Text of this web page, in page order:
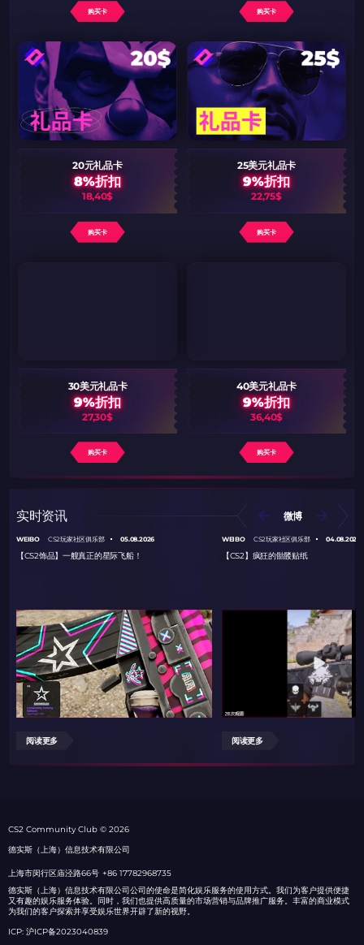
购买卡 购买卡
20元礼品卡
8%折扣
18,40$
购买卡
25美元礼品卡
9%折扣
22,75$
购买卡
30美元礼品卡
9%折扣
27,30$
购买卡
40美元礼品卡
9%折扣
36,40$
购买卡
实时资讯 微博
WEIBO CS2玩家社区俱乐部 05.08.2026
【CS2饰品】一艘真正的星际飞船！
阅读更多
WEIBO CS2玩家社区俱乐部 04.08.2026
【CS2】疯狂的骷髅贴纸
阅读更多
СS2 Community Club © 2026
德实斯（上海）信息技术有限公司
上海市闵行区庙泾路66号 +86 17782968735
德实斯（上海）信息技术有限公司公司的使命是简化娱乐服务的使用方式。我们为客户提供便捷
又有趣的娱乐服务体验。同时，我们也提供高质量的市场营销与品牌推广服务。丰富的商业模式
为我们的客户探索并享受娱乐世界开辟了新的视野。
ICP: 沪ICP备2023040839